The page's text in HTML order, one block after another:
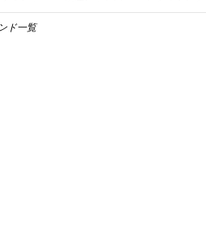
ド一覧